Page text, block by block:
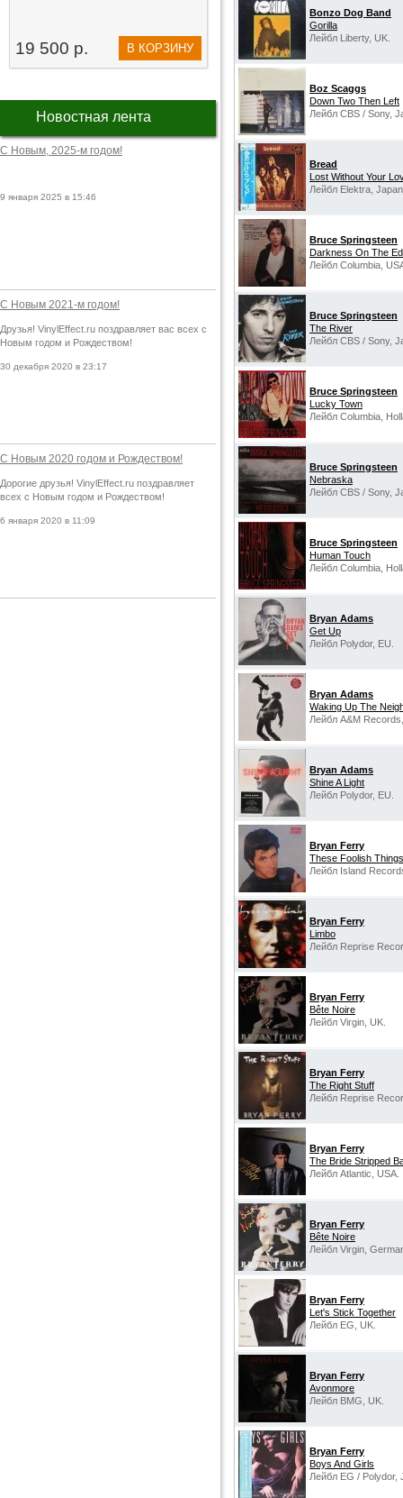
19 500 р. В КОРЗИНУ
Новостная лента
С Новым, 2025-м годом!
9 января 2025 в 15:46
С Новым 2021-м годом!
Друзья! VinylEffect.ru поздравляет вас всех с
Новым годом и Рождеством!
30 декабря 2020 в 23:17
С Новым 2020 годом и Рождеством!
Дорогие друзья! VinylEffect.ru поздравляет
всех с Новым годом и Рождеством!
6 января 2020 в 11:09
Bonzo Dog Band
Gorilla
Лейбл Liberty, UK.
Boz Scaggs
Down Two Then Left
Лейбл CBS / Sony,
Bread
Lost Without Your
Лейбл Elektra,
Bruce Springsteen
Darkness On The
Лейбл Columbia,
Bruce Springsteen
The River
Лейбл CBS / Sony,
Bruce Springsteen
Lucky Town
Лейбл Columbia,
Bruce Springsteen
Nebraska
Лейбл CBS / Sony,
Bruce Springsteen
Human Touch
Лейбл Columbia,
Bryan Adams
Get Up
Лейбл Polydor, EU.
Bryan Adams
Waking Up The
Лейбл A&M
Bryan Adams
Shine A Light
Лейбл Polydor, EU.
Bryan Ferry
These Foolish Things
Лейбл Island
Bryan Ferry
Limbo
Лейбл Reprise
Bryan Ferry
Bête Noire
Лейбл Virgin, UK.
Bryan Ferry
The Right Stuff
Лейбл Reprise
Bryan Ferry
The Bride Stripped
Лейбл Atlantic, USA.
Bryan Ferry
Bête Noire
Лейбл Virgin,
Bryan Ferry
Let's Stick Together
Лейбл EG, UK.
Bryan Ferry
Avonmore
Лейбл BMG, UK.
Bryan Ferry
Boys And Girls
Лейбл EG / Polydor,